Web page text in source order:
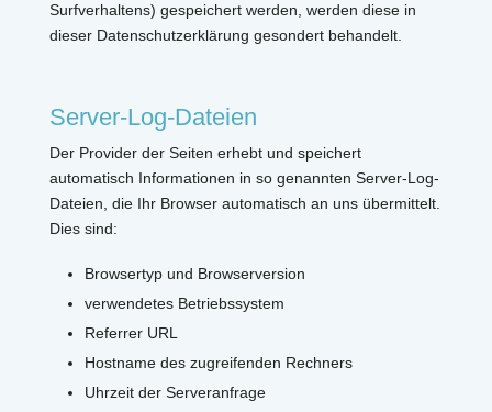
Surfverhaltens) gespeichert werden, werden diese in
dieser Datenschutzerklärung gesondert behandelt.
Server-Log-Dateien
Der Provider der Seiten erhebt und speichert
automatisch Informationen in so genannten Server-Log-
Dateien, die Ihr Browser automatisch an uns übermittelt.
Dies sind:
Browsertyp und Browserversion
verwendetes Betriebssystem
Referrer URL
Hostname des zugreifenden Rechners
Uhrzeit der Serveranfrage